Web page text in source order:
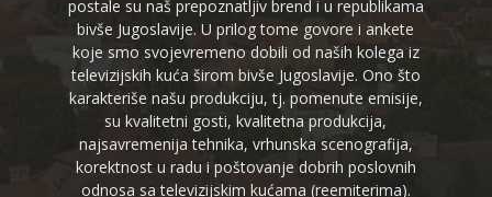
postale su naš prepoznatljiv brend i u republikama
bivše Jugoslavije. U prilog tome govore i ankete
koje smo svojevremeno dobili od naših kolega iz
televizijskih kuća širom bivše Jugoslavije. Ono što
karakteriše našu produkciju, tj. pomenute emisije,
su kvalitetni gosti, kvalitetna produkcija,
najsavremenija tehnika, vrhunska scenografija,
korektnost u radu i poštovanje dobrih poslovnih
odnosa sa televizijskim kućama (reemiterima).